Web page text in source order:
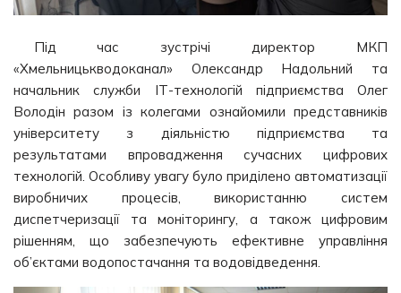
Під час зустрічі директор МКП
«Хмельницькводоканал» Олександр Надольний та
начальник служби ІТ-технологій підприємства Олег
Володін разом із колегами ознайомили представників
університету з діяльністю підприємства та
результатами впровадження сучасних цифрових
технологій. Особливу увагу було приділено автоматизації
виробничих процесів, використанню систем
диспетчеризації та моніторингу, а також цифровим
рішенням, що забезпечують ефективне управління
об’єктами водопостачання та водовідведення.